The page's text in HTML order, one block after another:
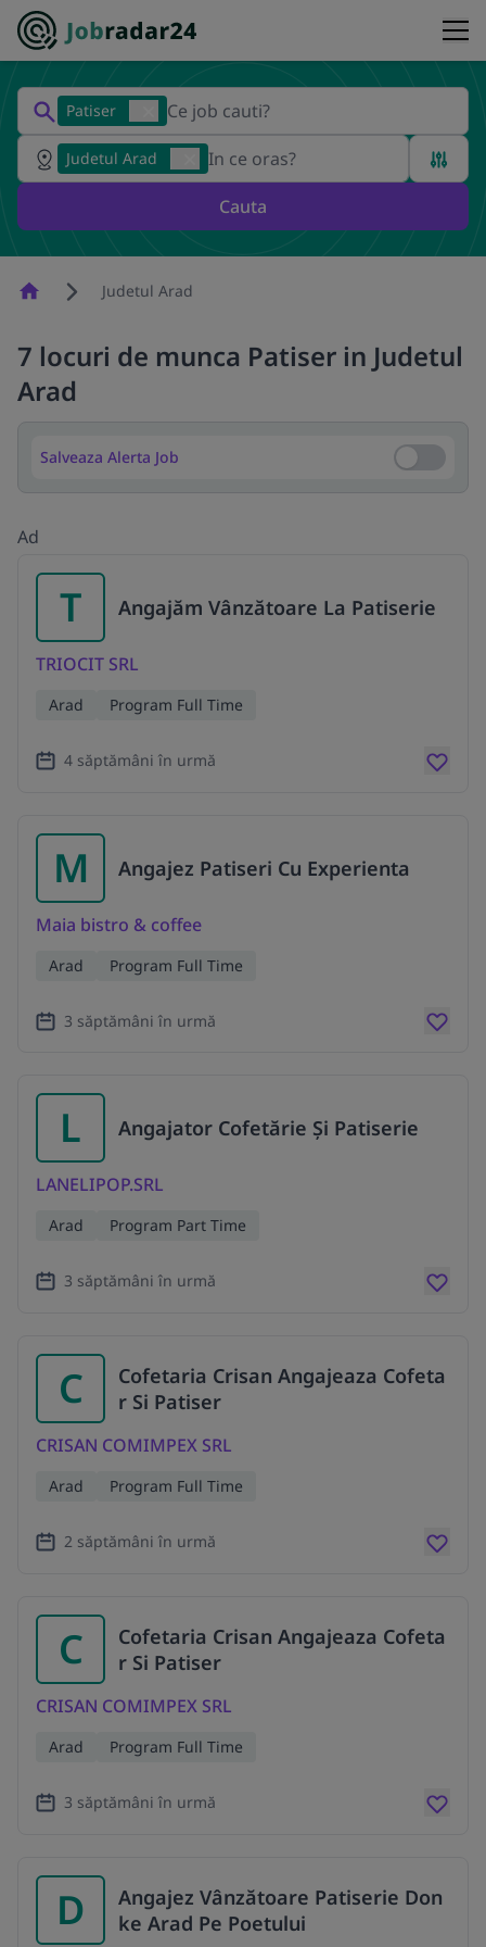
Patiser
Judetul Arad
Cauta
HomepageJudetul Arad
7 locuri de munca Patiser in Judetul
Arad
Salveaza Alerta Job Salveaza
Ad
T Angajăm Vânzătoare La Patiserie
TRIOCIT SRL
Arad Program Full Time
4 săptămâni în urmă
M Angajez Patiseri Cu Experienta
Maia bistro & coffee
Arad Program Full Time
3 săptămâni în urmă
L Angajator Cofetărie Și Patiserie
LANELIPOP.SRL
Arad Program Part Time
3 săptămâni în urmă
C
Cofetaria Crisan Angajeaza Cofeta
r Si Patiser
CRISAN COMIMPEX SRL
Arad Program Full Time
2 săptămâni în urmă
C
Cofetaria Crisan Angajeaza Cofeta
r Si Patiser
CRISAN COMIMPEX SRL
Arad Program Full Time
3 săptămâni în urmă
D
Angajez Vânzătoare Patiserie Don
ke Arad Pe Poetului